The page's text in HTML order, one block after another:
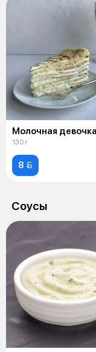
Молочная девочка
130 г
8 
Соусы